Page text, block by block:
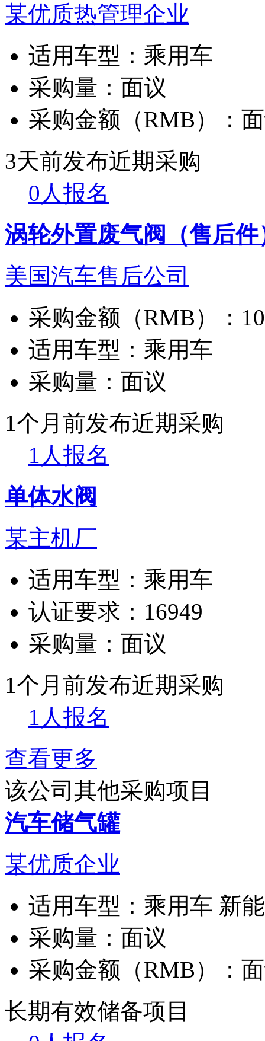
某优质热管理企业
适用车型： 乘用车
采购量： 面议
采购金额（RMB）：
3天前发布近期采购
0人报名
涡轮外置废气阀（售后件
美国汽车售后公司
采购金额（RMB）：
适用车型： 乘用车
采购量： 面议
1个月前发布近期采购
1人报名
单体水阀
某主机厂
适用车型： 乘用车
认证要求： 16949
采购量： 面议
1个月前发布近期采购
1人报名
查看更多
该公司其他采购项目
汽车储气罐
某优质企业
适用车型： 乘用车 新
采购量： 面议
采购金额（RMB）：
长期有效储备项目